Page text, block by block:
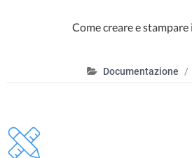
Come creare e stampare
Documentazione